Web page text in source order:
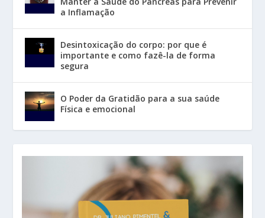
a Inflamação
Desintoxicação do corpo: por que é
importante e como fazê-la de forma
segura
O Poder da Gratidão para a sua saúde
Física e emocional